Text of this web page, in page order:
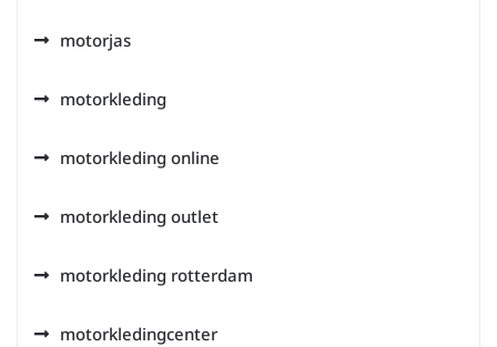
motorjas
motorkleding
motorkleding online
motorkleding outlet
motorkleding rotterdam
motorkledingcenter